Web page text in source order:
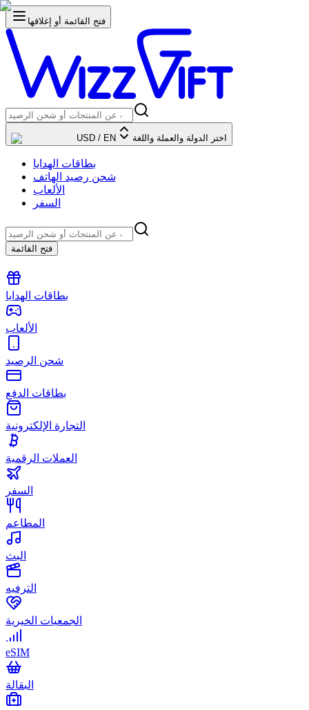
فتح القائمة أو إغلاقها
USD / EN اختر الدولة والعملة واللغة
بطاقات الهدايا
شحن رصيد الهاتف
الألعاب
السفر
فتح القائمة
بطاقات الهدايا
الألعاب
شحن الرصيد
بطاقات الدفع
التجارة الإلكترونية
العملات الرقمية
السفر
المطاعم
البث
الترفيه
الجمعيات الخيرية
eSIM
البقالة